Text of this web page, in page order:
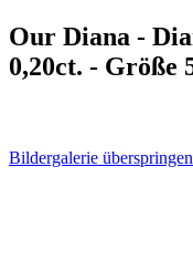
Our Diana -
0,20ct. - Größe
Bildergalerie überspringen